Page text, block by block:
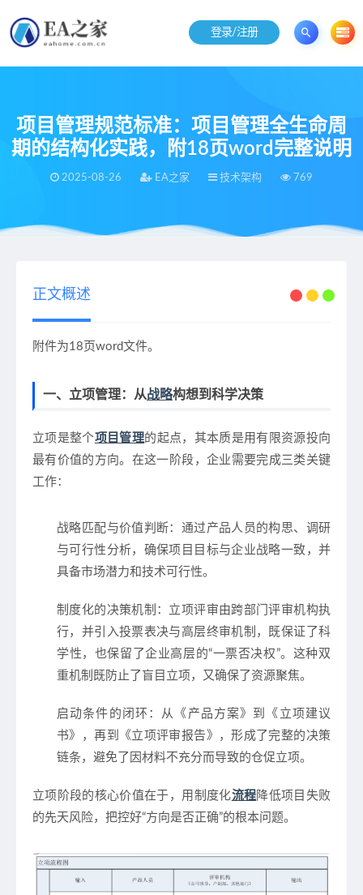
登录/注册
项目管理规范标准：项目管理全生命周
期的结构化实践，附18页word完整说明
2025-08-26 EA之家 技术架构 769
当前位置： 项目管理规范标准：项目管理全生命周期的结构化实践，附18页word完整说明
正文概述
附件为18页word文件。
一、立项管理：从战略构想到科学决策
立项是整个项目管理的起点，其本质是用有限资源投向
最有价值的方向。在这一阶段，企业需要完成三类关键
工作：
战略匹配与价值判断：通过产品人员的构思、调研
与可行性分析，确保项目目标与企业战略一致，并
具备市场潜力和技术可行性。
制度化的决策机制 ：立项评审由跨部门评审机构执
行，并引入投票表决与高层终审机制，既保证了科
学性，也保留了企业高层的“一票否决权”。这种双
重机制既防止了盲目立项，又确保了资源聚焦。
启动条件的闭环 ：从《产品方案》到《立项建议
书》，再到《立项评审报告》，形成了完整的决策
链条，避免了因材料不充分而导致的仓促立项。
立项阶段的核心价值在于， 用制度化流程降低项目失败
的先天风险，把控好“方向是否正确”的根本问题。